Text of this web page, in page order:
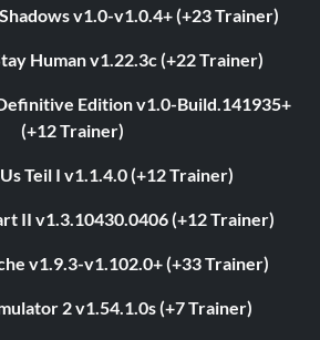
v1.0-v1.0.4+ (+23 Trainer)
Human v1.22.3c (+22 Trainer)
Edition v1.0-Build.141935+
(+12 Trainer)
Teil I v1.1.4.0 (+12 Trainer)
II v1.3.10430.0406 (+12 Trainer)
v1.9.3-v1.102.0+ (+33 Trainer)
2 v1.54.1.0s (+7 Trainer)